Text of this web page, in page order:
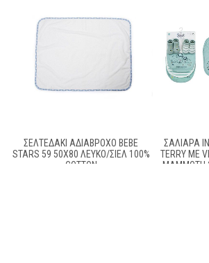
ΣΕΛΤΕΔΆΚΙ ΑΔΙΆΒΡΟΧΟ BEBE
STARS 59 50X80 ΛΕΥΚΌ/ΣΙΕΛ 100%
COTTON
ΣΑΛΙΆΡΑ
TERRY ΜΕ
MAMMOTH